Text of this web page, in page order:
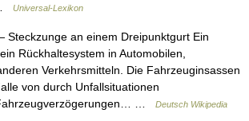
Universal-Lexikon
Steckzunge an einem Dreipunktgurt Ein
Rückhaltesystem in Automobilen,
Verkehrsmitteln. Die Fahrzeuginsassen
von durch Unfallsituationen
…
Deutsch Wikipedia